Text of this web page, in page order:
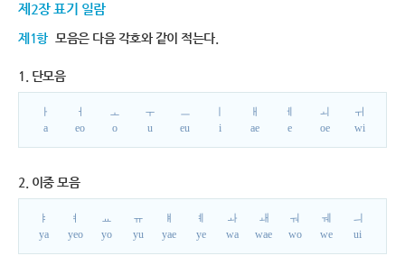
제2장 표기 일람
제1항 모음은 다음 각호와 같이 적는다.
1. 단모음
ㅏ
a
ㅓ
eo
ㅗ
o
ㅜ
u
ㅡ
eu
i
ㅐ
ae
ㅔ
e
ㅚ
oe
ㅟ
wi
2. 이중 모음
ㅑ
ya
ㅕ
yeo
ㅛ
yo
ㅠ
yu
ㅒ
yae
ㅖ
ye
ㅘ
wa
ㅙ
wae
ㅝ
wo
ㅞ
we
ㅢ
ui